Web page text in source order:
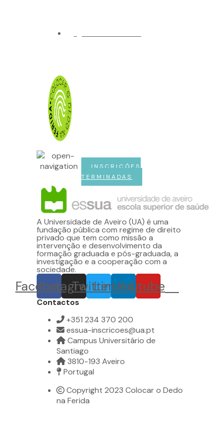
INSCRIÇÕES
TERMINADAS
A Universidade de Aveiro (UA) é uma
fundação pública com regime de direito
privado que tem como missão a
intervenção e desenvolvimento da
formação graduada e pós-graduada, a
investigação e a cooperação com a
sociedade.
Facebook
Instagram
TwitterLinkedin
Youtube
Contactos
+351 234 370 200
essua-inscricoes@ua.pt
Campus Universitário de
Santiago
3810-193 Aveiro
Portugal
Copyright 2023 Colocar o Dedo
na Ferida